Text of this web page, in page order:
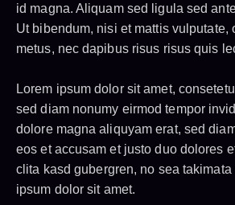
id magna. Aliquam sed ligula sed
Ut bibendum, nisi et mattis vulputate,
metus, nec dapibus risus risus quis
Lorem ipsum dolor sit amet,
sed diam nonumy eirmod tempor
dolore magna aliquyam erat, sed
eos et accusam et justo duo dolores
clita kasd gubergren, no sea
ipsum dolor sit amet.